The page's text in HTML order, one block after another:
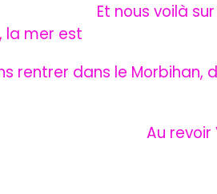
sur la lagune de
la mer est
rentrer dans le
Au